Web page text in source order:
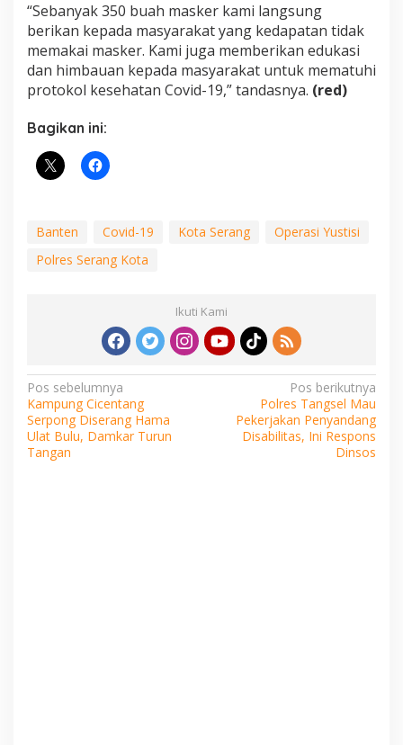
“Sebanyak 350 buah masker kami langsung
berikan kepada masyarakat yang kedapatan tidak
memakai masker. Kami juga memberikan edukasi
dan himbauan kepada masyarakat untuk mematuhi
protokol kesehatan Covid-19,” tandasnya. (red)
Bagikan ini:
Banten Covid-19 Kota Serang
Operasi Yustisi
Polres Serang Kota
Ikuti Kami
Navigasi
pos
Pos sebelumnya
Kampung Cicentang
Serpong Diserang Hama
Ulat Bulu, Damkar Turun
Tangan
Pos berikutnya
Polres Tangsel Mau
Pekerjakan Penyandang
Disabilitas, Ini Respons
Dinsos